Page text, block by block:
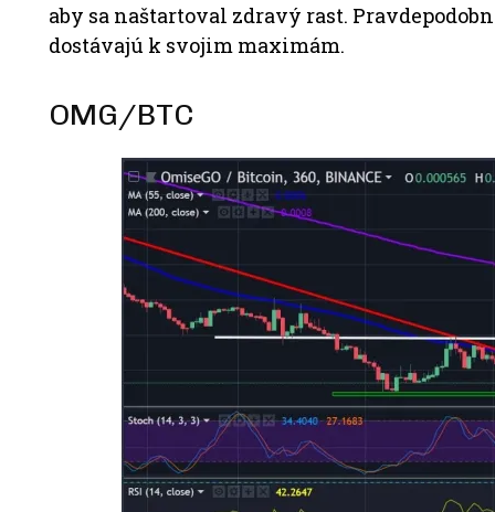
aby sa naštartoval zdravý rast.
dostávajú k svojim maximám.
OMG/BTC